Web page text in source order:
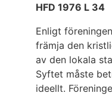
HFD 1976 L 34
Enligt
främja den
av den lokala
Syftet måste
ideellt.